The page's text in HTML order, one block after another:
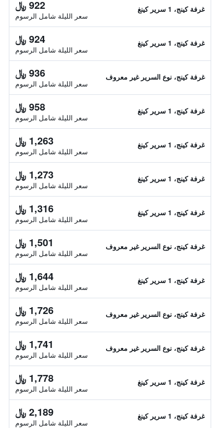
غرفة كينج، 1 سرير كينغ 922 ﷼
سعر الليلة شامل الرسوم
غرفة كينج، 1 سرير كينغ 924 ﷼
سعر الليلة شامل الرسوم
غرفة كينج، نوع السرير غير معروف 936 ﷼
سعر الليلة شامل الرسوم
غرفة كينج، 1 سرير كينغ 958 ﷼
سعر الليلة شامل الرسوم
غرفة كينج، 1 سرير كينغ 1,263 ﷼
سعر الليلة شامل الرسوم
غرفة كينج، 1 سرير كينغ 1,273 ﷼
سعر الليلة شامل الرسوم
غرفة كينج، 1 سرير كينغ 1,316 ﷼
سعر الليلة شامل الرسوم
غرفة كينج، نوع السرير غير معروف 1,501 ﷼
سعر الليلة شامل الرسوم
غرفة كينج، 1 سرير كينغ 1,644 ﷼
سعر الليلة شامل الرسوم
غرفة كينج، نوع السرير غير معروف 1,726 ﷼
سعر الليلة شامل الرسوم
غرفة كينج، نوع السرير غير معروف 1,741 ﷼
سعر الليلة شامل الرسوم
غرفة كينج، 1 سرير كينغ 1,778 ﷼
سعر الليلة شامل الرسوم
غرفة كينج، 1 سرير كينغ 2,189 ﷼
سعر الليلة شامل الرسوم